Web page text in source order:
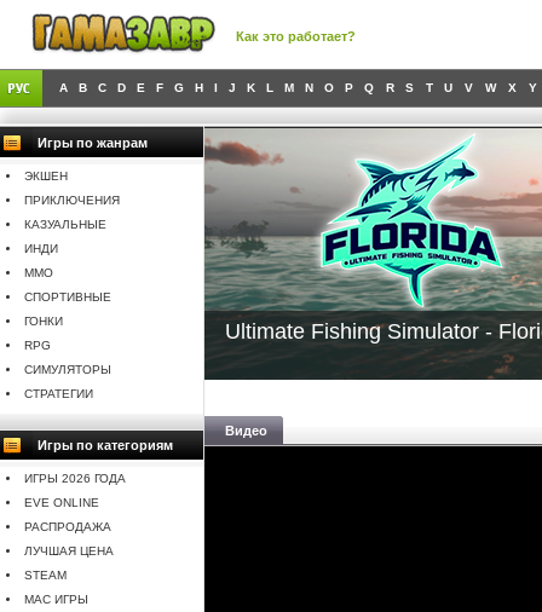
Как это работает?
A B C D E F G H I J K L M N O P Q R S T U V W X Y
Игры по жанрам
ЭКШЕН
ПРИКЛЮЧЕНИЯ
КАЗУАЛЬНЫЕ
ИНДИ
MMO
СПОРТИВНЫЕ
ГОНКИ
RPG
СИМУЛЯТОРЫ
СТРАТЕГИИ
Игры по категориям
ИГРЫ 2026 ГОДА
EVE ONLINE
РАСПРОДАЖА
ЛУЧШАЯ ЦЕНА
STEAM
MAC ИГРЫ
Ultimate Fishing Simulator -
Видео